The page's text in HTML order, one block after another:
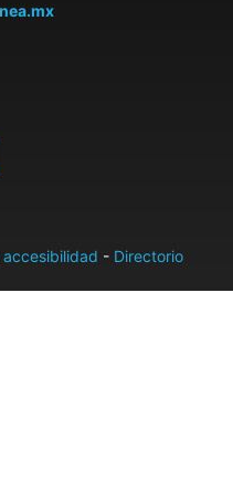
- Directorio